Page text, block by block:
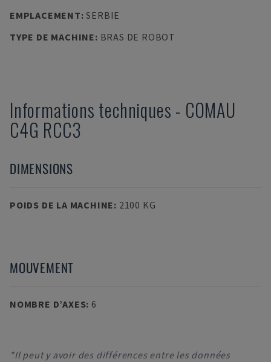
EMPLACEMENT:SERBIE
TYPE DE MACHINE: BRAS DE ROBOT
Informations techniques - COMAU
C4G RCC3
DIMENSIONS
POIDS DE LA MACHINE: 2100 KG
MOUVEMENT
NOMBRE D’AXES: 6
*Il peut y avoir des différences entre les données